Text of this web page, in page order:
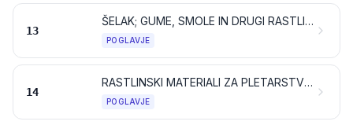
13
ŠELAK; GUME, SMOLE IN DRUGI RASTLINSKI SOKOVI IN EKSTRAKTI
POGLAVJE
14
RASTLINSKI MATERIALI ZA PLETARSTVO; RASTLINSKI PROIZVODI, KI NISO NAVEDENI ALI ZAJETI NA DRUGEM MESTU
POGLAVJE